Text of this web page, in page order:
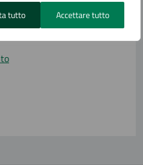
tutto Accettare tutto